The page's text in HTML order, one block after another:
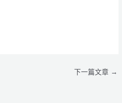
下一篇文章 →